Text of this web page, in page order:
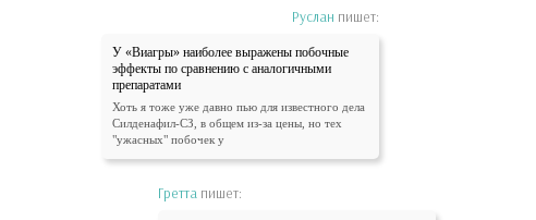
Руслан пишет:
У «Виагры» наиболее выражены побочные
эффекты по сравнению с аналогичными
препаратами
Хоть я тоже уже давно пью для известного дела
Силденафил-СЗ, в общем из-за цены, но тех
"ужасных" побочек у
Гретта пишет: